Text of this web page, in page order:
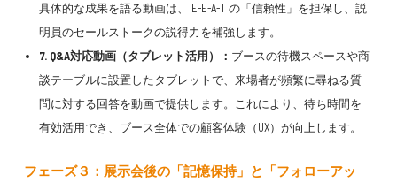
具体的な成果を語る動画は、 E-E-A-T の「信頼性」を担保し、説
明員のセールストークの説得力を補強します。
7. Q&A対応動画（タブレット活用）： ブースの待機スペースや商
談テーブルに設置したタブレットで、来場者が頻繁に尋ねる質
問に対する回答を動画で提供します。これにより、待ち時間を
有効活用でき、ブース全体での顧客体験（UX）が向上します。
フェーズ３：展示会後の「記憶保持」と「フォローアッ